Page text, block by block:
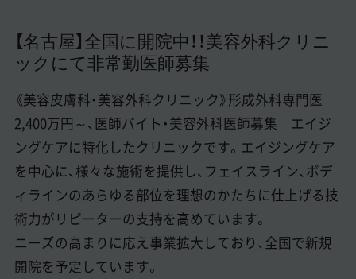
美容医療辞典
医師採用ご担当者様・その他問い合わせ
【名古屋】全国に開院中！！美容外科クリニ
ックにて非常勤医師募集
《美容皮膚科・美容外科クリニック》形成外科専門医
2,400万円～、医師バイト・美容外科医師募集｜エイジ
ングケアに特化したクリニックです。エイジングケア
を中心に、様々な施術を提供し、フェイスライン、ボデ
ィラインのあらゆる部位を理想のかたちに仕上げる技
術力がリピーターの支持を高めています。
ニーズの高まりに応え事業拡大しており、全国で新規
開院を予定しています。